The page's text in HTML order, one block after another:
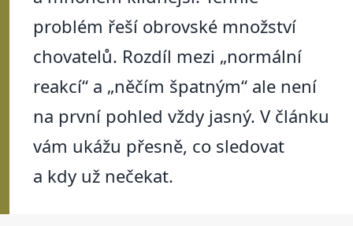
problém řeší obrovské množství
chovatelů. Rozdíl mezi „normální
reakcí“ a „něčím špatným“ ale není
na první pohled vždy jasný. V článku
vám ukážu přesně, co sledovat
a kdy už nečekat.